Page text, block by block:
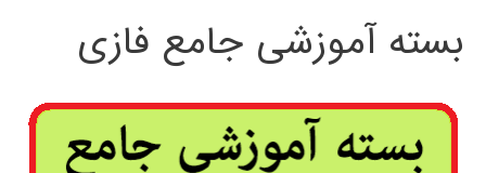
بسته آموزشی جامع فازی